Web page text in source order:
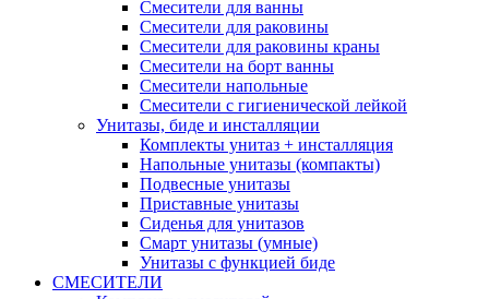
Смесители для ванны
Смесители для раковины
Смесители для раковины краны
Смесители на борт ванны
Смесители напольные
Смесители с гигиенической лейкой
Унитазы, биде и инсталляции
Комплекты унитаз + инсталляция
Напольные унитазы (компакты)
Подвесные унитазы
Приставные унитазы
Сиденья для унитазов
Смарт унитазы (умные)
Унитазы с функцией биде
СМЕСИТЕЛИ